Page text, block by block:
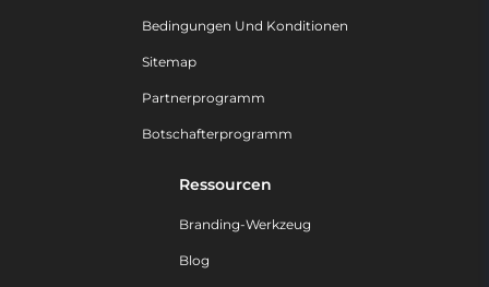
Bedingungen Und Konditionen
Sitemap
Partnerprogramm
Botschafterprogramm
Ressourcen
Branding-Werkzeug
Blog